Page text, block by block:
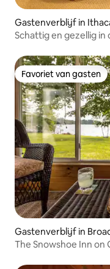
Gastenverblijf in
Schattig en gezellig in
Favoriet van gasten
Favoriet van gasten
Gastenverblijf in
The Snowshoe Inn on